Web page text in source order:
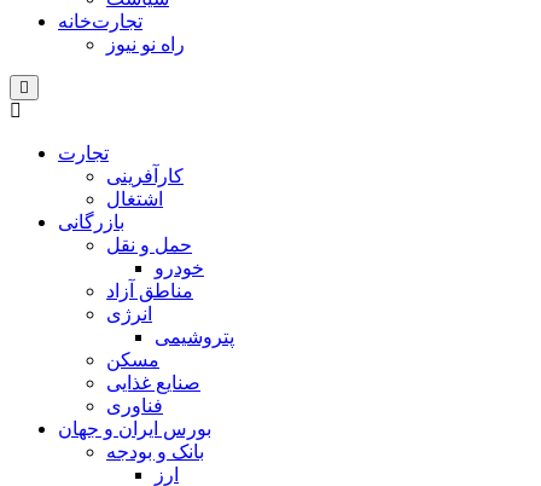
تجارت‌خانه
راه نو نیوز
تجارت
کارآفرینی
اشتغال
بازرگانی
حمل و نقل
خودرو
مناطق آزاد
انرژی
پتروشیمی
مسکن
صنایع غذایی
فناوری
بورس ایران و جهان
بانک و بودجه
ارز